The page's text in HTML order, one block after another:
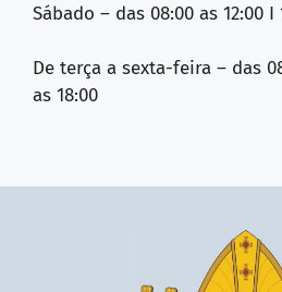
Sábado – das 08:00 as 12:00 I
De terça a sexta-feira – das
as 18:00